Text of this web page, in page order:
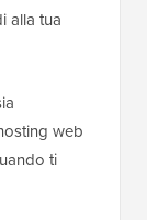
alla tua
web
ti